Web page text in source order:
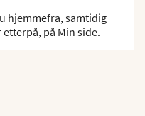
hjemmefra, samtidig
på Min side.